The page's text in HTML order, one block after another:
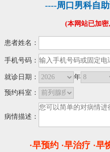
----周口男科自
(本网站已加
患者姓名：
手机号码：
就诊日期： 年
预约科室：
病情描述：
·早预约 ·早治疗 ·早